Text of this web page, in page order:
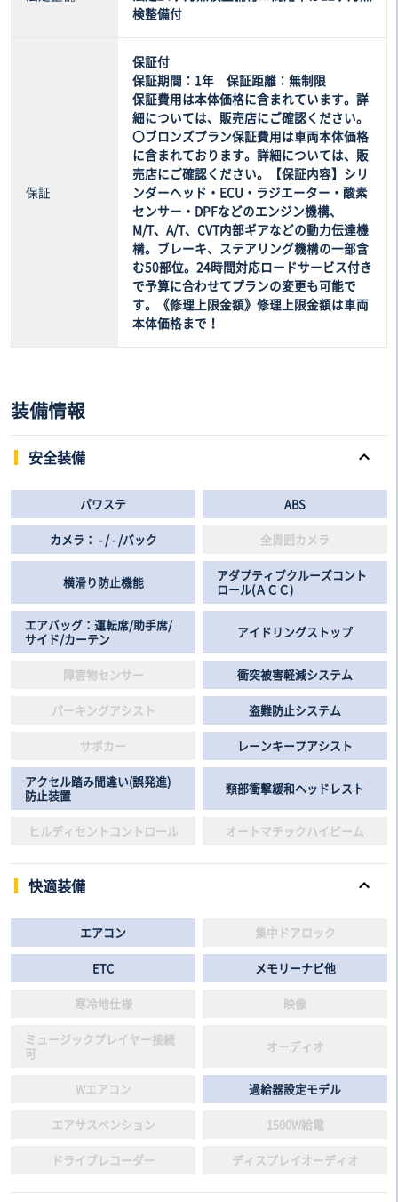
検整備付
保証
保証付
保証期間：1年 保証距離：無制限
保証費用は本体価格に含まれています。詳
細については、販売店にご確認ください。
〇ブロンズプラン保証費用は車両本体価格
に含まれております。詳細については、販
売店にご確認ください。【保証内容】シリ
ンダーヘッド・ECU・ラジエーター・酸素
センサー・DPFなどのエンジン機構、
M/T、A/T、CVT内部ギアなどの動力伝達機
構。ブレーキ、ステアリング機構の一部含
む50部位。24時間対応ロードサービス付き
で予算に合わせてプランの変更も可能で
す。《修理上限金額》修理上限金額は車両
本体価格まで！
装備情報
安全装備
パワステ ABS
カメラ： - / - /バック 全周囲カメラ
横滑り防止機能
アダプティブクルーズコント
ロール(ＡＣＣ)
エアバッグ：運転席/助手席/
サイド/カーテン
アイドリングストップ
障害物センサー 衝突被害軽減システム
パーキングアシスト 盗難防止システム
サポカー レーンキープアシスト
アクセル踏み間違い(誤発進)
防止装置
頸部衝撃緩和ヘッドレスト
ヒルディセントコントロール オートマチックハイビーム
快適装備
エアコン 集中ドアロック
ETC メモリーナビ他
寒冷地仕様 映像
ミュージックプレイヤー接続
可
オーディオ
Wエアコン 過給器設定モデル
エアサスペンション 1500W給電
ドライブレコーダー ディスプレイオーディオ